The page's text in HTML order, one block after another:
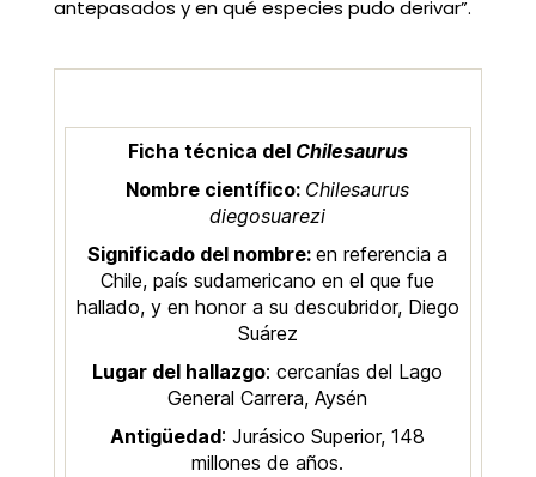
antepasados y en qué especies pudo derivar”.
Ficha técnica del Chilesaurus
Nombre científico: Chilesaurus
diegosuarezi
Significado del nombre:en referencia a
Chile, país sudamericano en el que fue
hallado, y en honor a su descubridor, Diego
Suárez
Lugar del hallazgo: cercanías del Lago
General Carrera, Aysén
Antigüedad: Jurásico Superior, 148
millones de años.